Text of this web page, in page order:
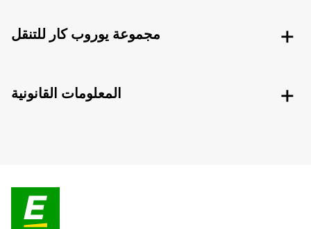
مجموعة يوروب كار للتنقل
المعلومات القانونية